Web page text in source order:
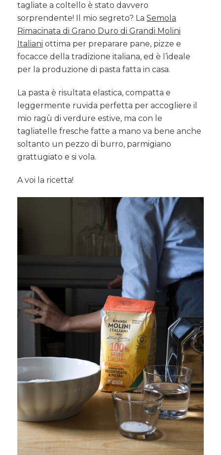
tagliate a coltello è stato davvero
sorprendente! Il mio segreto? La Semola
Rimacinata di Grano Duro di Grandi Molini
Italiani ottima per preparare pane, pizze e
focacce della tradizione italiana, ed è l’ideale
per la produzione di pasta fatta in casa.
La pasta è risultata elastica, compatta e
leggermente ruvida perfetta per accogliere il
mio ragù di verdure estive, ma con le
tagliatelle fresche fatte a mano va bene anche
soltanto un pezzo di burro, parmigiano
grattugiato e si vola.
A voi la ricetta!